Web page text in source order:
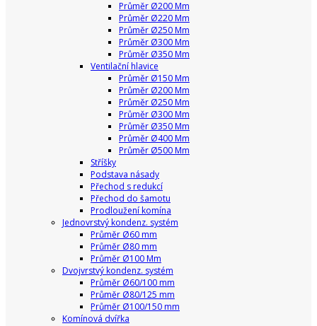
Průměr Ø200 Mm
Průměr Ø220 Mm
Průměr Ø250 Mm
Průměr Ø300 Mm
Průměr Ø350 Mm
Ventilační hlavice
Průměr Ø150 Mm
Průměr Ø200 Mm
Průměr Ø250 Mm
Průměr Ø300 Mm
Průměr Ø350 Mm
Průměr Ø400 Mm
Průměr Ø500 Mm
Stříšky
Podstava násady
Přechod s redukcí
Přechod do šamotu
Prodloužení komína
Jednovrstvý kondenz. systém
Průměr Ø60 mm
Průměr Ø80 mm
Průměr Ø100 Mm
Dvojvrstvý kondenz. systém
Průměr Ø60/100 mm
Průměr Ø80/125 mm
Průměr Ø100/150 mm
Komínová dvířka